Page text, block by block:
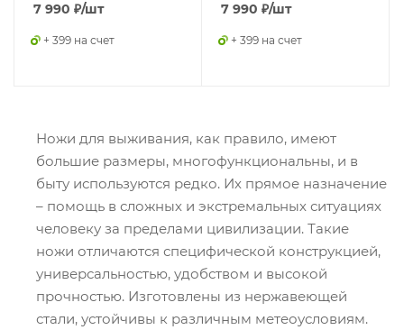
7 990 ₽/шт
+ 399 на счет
7 990 ₽/шт
+ 399 на счет
Ножи для выживания, как правило, имеют
большие размеры, многофункциональны, и в
быту используются редко. Их прямое назначение
– помощь в сложных и экстремальных ситуациях
человеку за пределами цивилизации. Такие
ножи отличаются специфической конструкцией,
универсальностью, удобством и высокой
прочностью. Изготовлены из нержавеющей
стали, устойчивы к различным метеоусловиям.